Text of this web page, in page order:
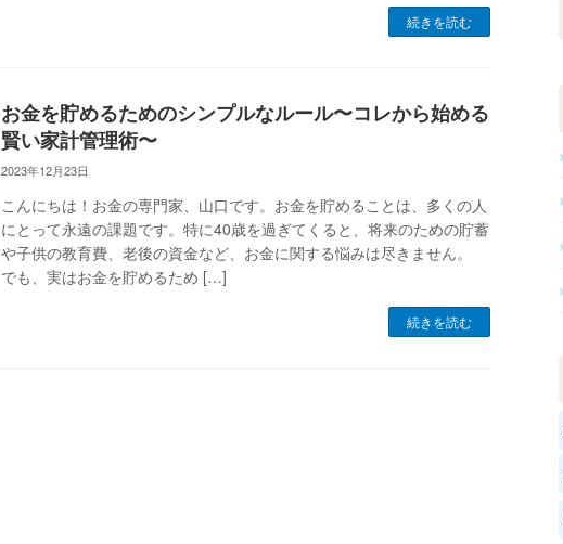
続きを読む
お金を貯めるためのシンプルなルール〜コレから始める
賢い家計管理術〜
2023年12月23日
こんにちは！お金の専門家、山口です。お金を貯めることは、多くの人
にとって永遠の課題です。特に40歳を過ぎてくると、将来のための貯蓄
や子供の教育費、老後の資金など、お金に関する悩みは尽きません。
でも、実はお金を貯めるため […]
続きを読む